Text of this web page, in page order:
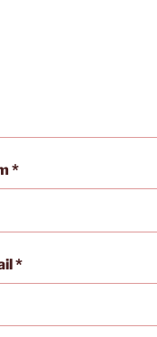
*
*